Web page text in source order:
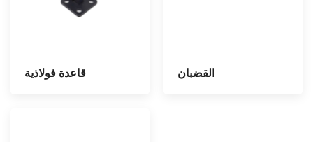
قاعدة فولاذية القضبان